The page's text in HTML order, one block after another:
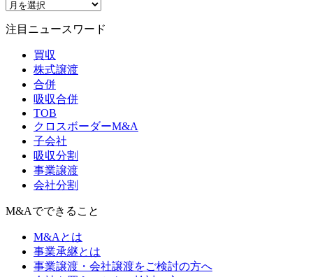
注目ニュースワード
買収
株式譲渡
合併
吸収合併
TOB
クロスボーダーM&A
子会社
吸収分割
事業譲渡
会社分割
M&Aでできること
M&Aとは
事業承継とは
事業譲渡・会社譲渡をご検討の方へ